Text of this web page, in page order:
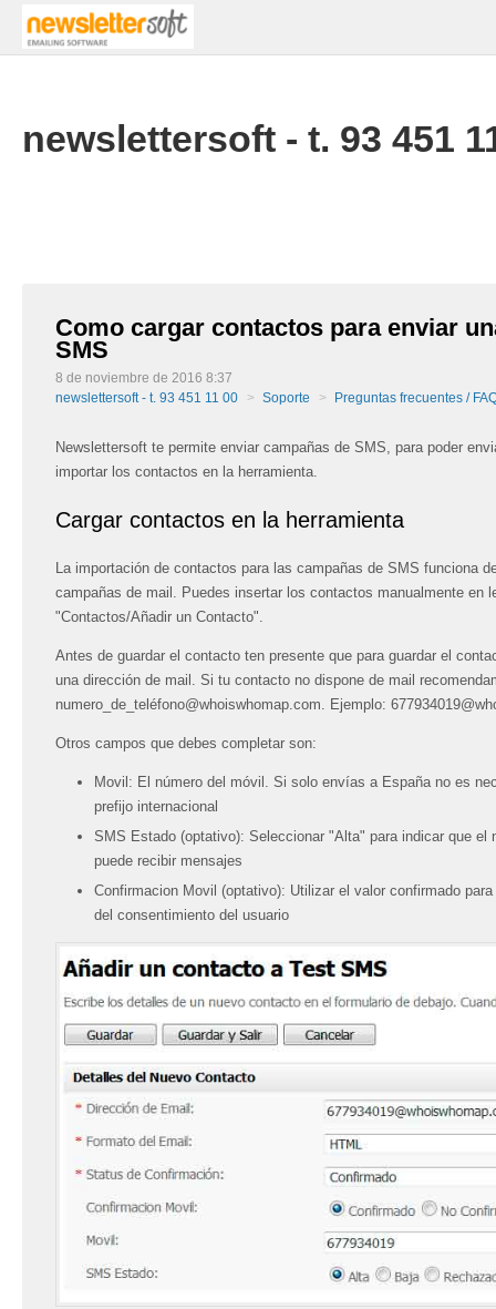
newslettersoft - t. 93 451
Como cargar contactos para enviar
SMS
8 de noviembre de 2016 8:37
newslettersoft - t. 93 451 11 00
Soporte Preguntas frecuentes /
Newslettersoft te permite enviar campañas de SMS, para poder
importar los contactos en la herramienta.
Cargar contactos en la herramienta
La importación de contactos para las campañas de SMS funciona
campañas de mail. Puedes insertar los contactos manualmente en
"Contactos/Añadir un Contacto".
Antes de guardar el contacto ten presente que para guardar el
una dirección de mail. Si tu contacto no dispone de mail
numero_de_teléfono@whoiswhomap.com. Ejemplo:
Otros campos que debes completar son:
Movil: El número del móvil. Si solo envías a España no es
prefijo internacional
SMS Estado (optativo): Seleccionar "Alta" para indicar que el
puede recibir mensajes
Confirmacion Movil (optativo): Utilizar el valor confirmado
del consentimiento del usuario